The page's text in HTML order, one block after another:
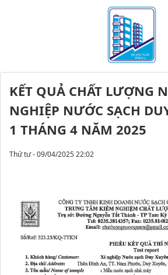
KẾT QUẢ CHẤT LƯỢNG
NGHIỆP NƯỚC SẠCH
1 THÁNG 4 NĂM 2025
Thứ tư - 09/04/2025 22:02